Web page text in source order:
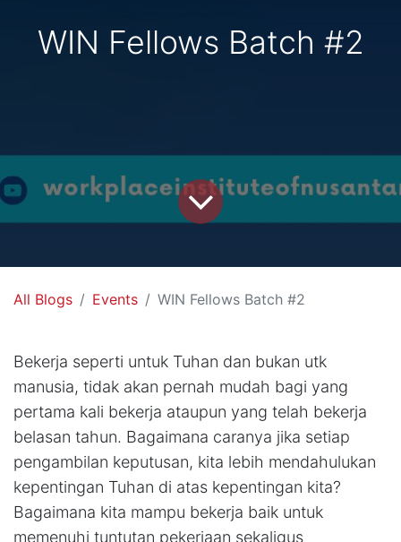
WIN Fellows Batch #2
All Blogs Events WIN Fellows Batch #2
Bekerja seperti untuk Tuhan dan bukan utk
manusia, tidak akan pernah mudah bagi yang
pertama kali bekerja ataupun yang telah bekerja
belasan tahun. Bagaimana caranya jika setiap
pengambilan keputusan, kita lebih mendahulukan
kepentingan Tuhan di atas kepentingan kita?
Bagaimana kita mampu bekerja baik untuk
memenuhi tuntutan pekerjaan sekaligus